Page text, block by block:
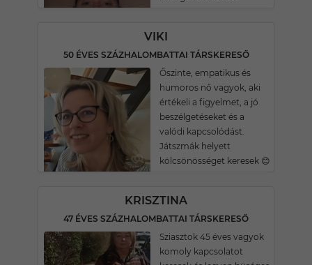
VIKI
50 ÉVES SZÁZHALOMBATTAI TÁRSKERESŐ
Őszinte, empatikus és
humoros nő vagyok, aki
értékeli a figyelmet, a jó
beszélgetéseket és a
valódi kapcsolódást.
Játszmák helyett
kölcsönösséget keresek 😊
KRISZTINA
47 ÉVES SZÁZHALOMBATTAI TÁRSKERESŐ
Sziasztok 45 éves vagyok
komoly kapcsolatot